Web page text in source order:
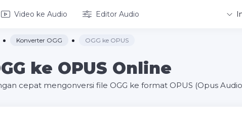
Video ke Audio Editor Audio
Konverter OGG OGG ke OPUS
ke OPUS Online
cepat mengonversi file OGG ke format OPUS (Opus